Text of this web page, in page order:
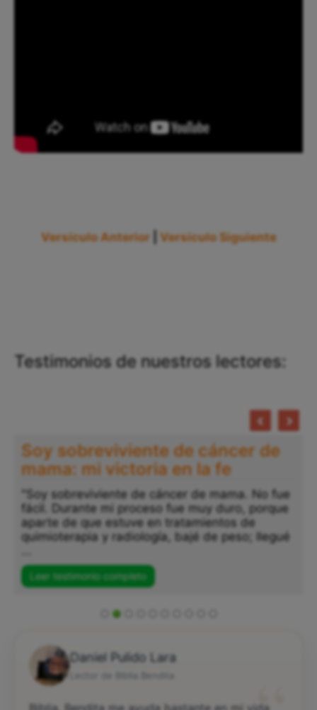
Versículo Anterior Versículo Siguiente
Testimonios de nuestros lectores:
Soy sobreviviente de cáncer de
mama: mi victoria en la fe
"Soy sobreviviente de cáncer de mama. No fue
fácil. Durante mi proceso fue muy duro, porque
aparte de que estuve en tratamientos de
quimioterapia y radiología, bajé de peso; llegué
Leer testimonio completo
Daniel Pulido Lara